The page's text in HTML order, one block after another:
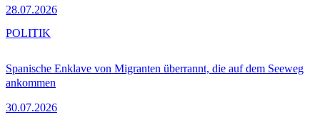
28.07.2026
Spanische Enklave von Migranten überrannt, die auf dem Seeweg
ankommen
30.07.2026
POLITIK